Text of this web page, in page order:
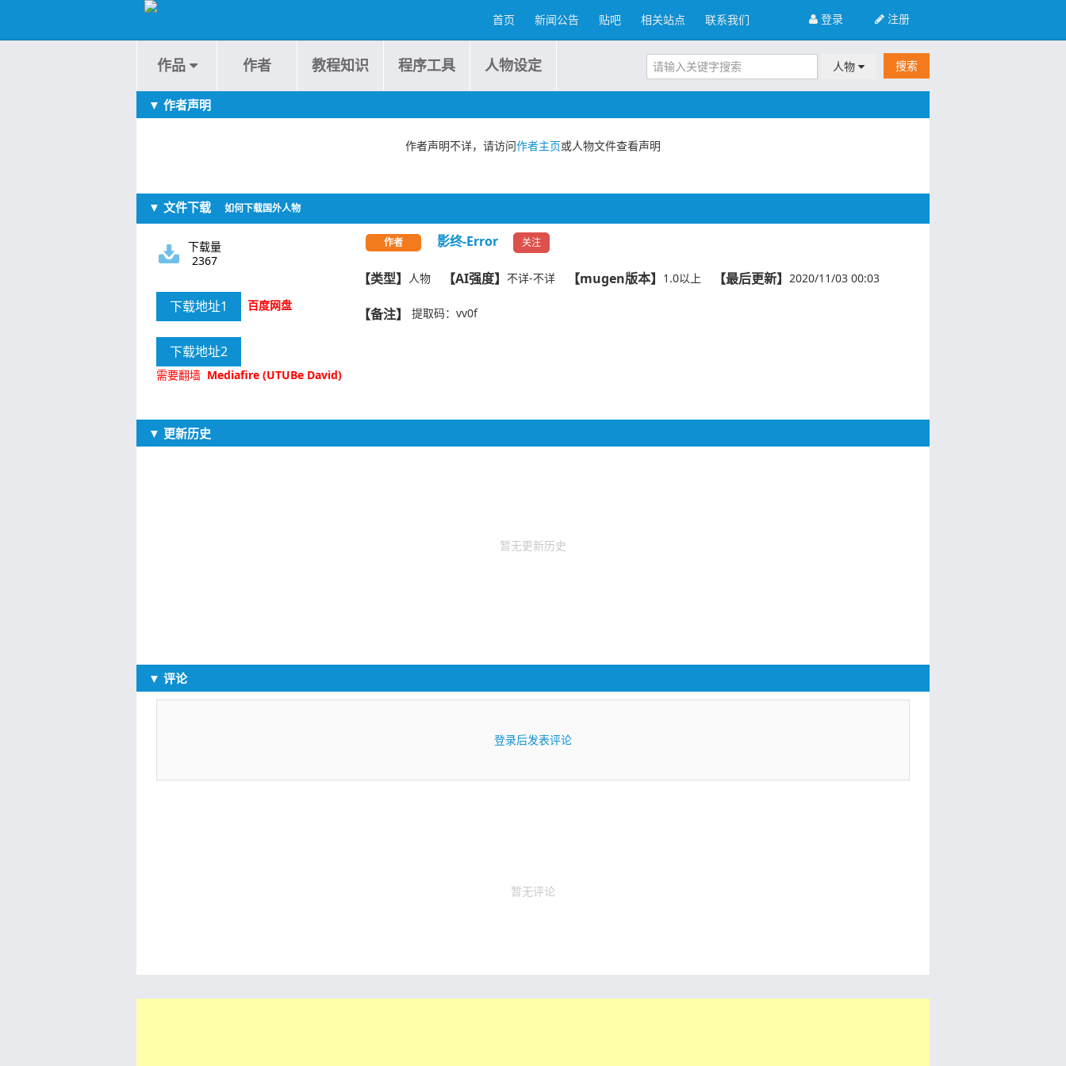
注册
登录
首页 新闻公告 贴吧 相关站点 联系我们
作品 作者 教程知识 程序工具 人物设定 人物 搜索
▼ 作者声明
作者声明不详，请访问作者主页或人物文件查看声明
▼ 文件下载 如何下载国外人物
下载量
2367
下载地址1 百度网盘
下载地址2
需要翻墙 Mediafire (UTUBe David)
作者 影终-Error 关注
【类型】 人物 【AI强度】 不详-不详 【mugen版本】 1.0以上 【最后更新】 2020/11/03 00:03
【备注】 提取码：vv0f
▼ 更新历史
暂无更新历史
▼ 评论
登录后发表评论
暂无评论